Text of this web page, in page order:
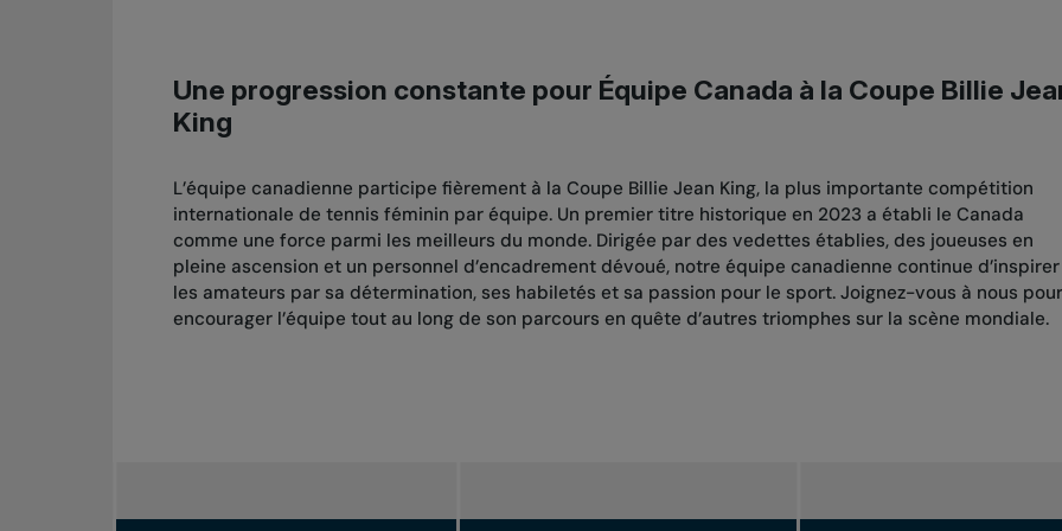
Une progression constante pour Équipe Canada à la Coupe Billie
King
L’équipe canadienne participe fièrement à la Coupe Billie Jean King, la plus importante compétition
internationale de tennis féminin par équipe. Un premier titre historique en 2023 a établi le Canada
comme une force parmi les meilleurs du monde. Dirigée par des vedettes établies, des joueuses en
pleine ascension et un personnel d’encadrement dévoué, notre équipe canadienne continue d’inspirer
les amateurs par sa détermination, ses habiletés et sa passion pour le sport. Joignez-vous à nous
encourager l’équipe tout au long de son parcours en quête d’autres triomphes sur la scène mondiale.